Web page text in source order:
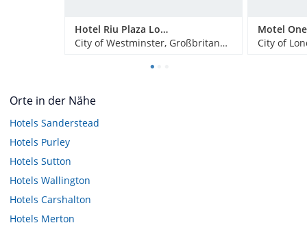
Hotel Riu Plaza London Victoria
City of Westminster, Großbritannien
City of
Orte in der Nähe
Hotels Sanderstead
Hotels Purley
Hotels Sutton
Hotels Wallington
Hotels Carshalton
Hotels Merton